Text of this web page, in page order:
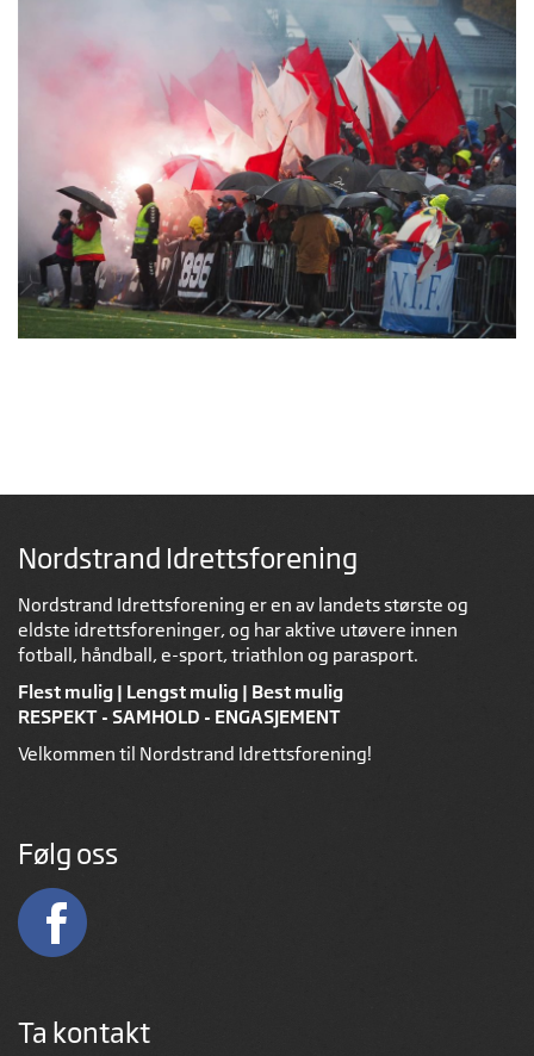
Nordstrand Idrettsforening
Nordstrand Idrettsforening er en av landets største og
eldste idrettsforeninger, og har aktive utøvere innen
fotball, håndball, e-sport, triathlon og parasport.
Flest mulig | Lengst mulig | Best mulig
RESPEKT - SAMHOLD - ENGASJEMENT
Velkommen til Nordstrand Idrettsforening!
Følg oss
Ta kontakt